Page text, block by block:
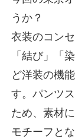
うか？
衣装のコン
「結び」「
ど洋装の機
す。パンツ
ため、素材
モチーフと